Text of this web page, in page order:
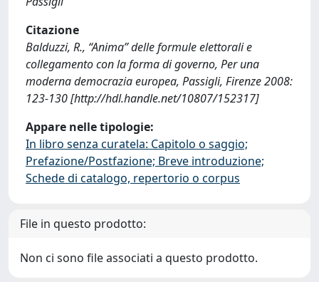
Citazione
Balduzzi, R., “Anima” delle formule elettorali e
collegamento con la forma di governo, Per una
moderna democrazia europea, Passigli, Firenze 2008:
123-130 [http://hdl.handle.net/10807/152317]
Appare nelle tipologie:
In libro senza curatela: Capitolo o saggio;
Prefazione/Postfazione; Breve introduzione;
Schede di catalogo, repertorio o corpus
File in questo prodotto:
Non ci sono file associati a questo prodotto.